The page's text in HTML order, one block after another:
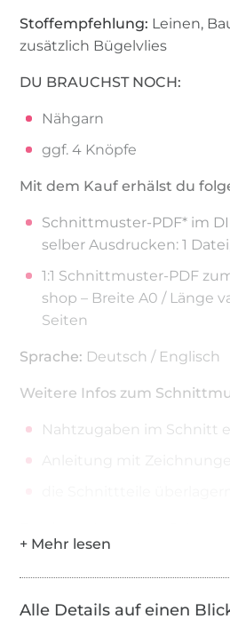
Stoffempfehlung: Leinen,
zusätzlich Bügelvlies
DU BRAUCHST NOCH:
Nähgarn
ggf. 4 Knöpfe
Mit dem Kauf erhälst du
Schnittmuster-PDF* im
selber Ausdrucken: 1
1:1 Schnittmuster-PDF
shop – Breite A0 / Länge
Seiten
Sprache: Deutsch / Englisch
Weitere Infos zum
Nahtzugaben im Schnitt
ganz einfach über den Adobe
Alle Details auf einen